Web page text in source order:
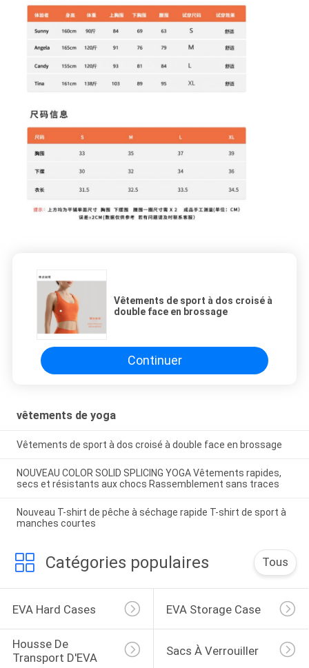
Vêtements de sport à dos croisé à
double face en brossage
Continuer
vêtements de yoga
Vêtements de sport à dos croisé à double face en brossage
NOUVEAU COLOR SOLID SPLICING YOGA Vêtements rapides,
secs et résistants aux chocs Rassemblement sans traces
Nouveau T-shirt de pêche à séchage rapide T-shirt de sport à
manches courtes
Catégories populaires Tous
EVA Hard Cases EVA Storage Case
Housse De
Transport D'EVA
Sacs À Verrouiller